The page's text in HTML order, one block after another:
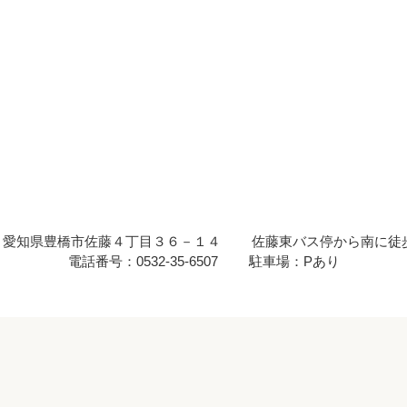
知県豊橋市佐藤４丁目３６－１４
佐藤東バス停から南に徒
電話番号：0532-35-6507
駐車場：Pあり